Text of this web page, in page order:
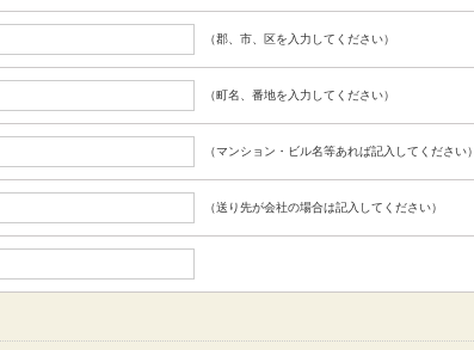
（郡、市、区を入力してください）
（町名、番地を入力してください）
（マンション・ビル名等あれば記入してください）
（送り先が会社の場合は記入してください）